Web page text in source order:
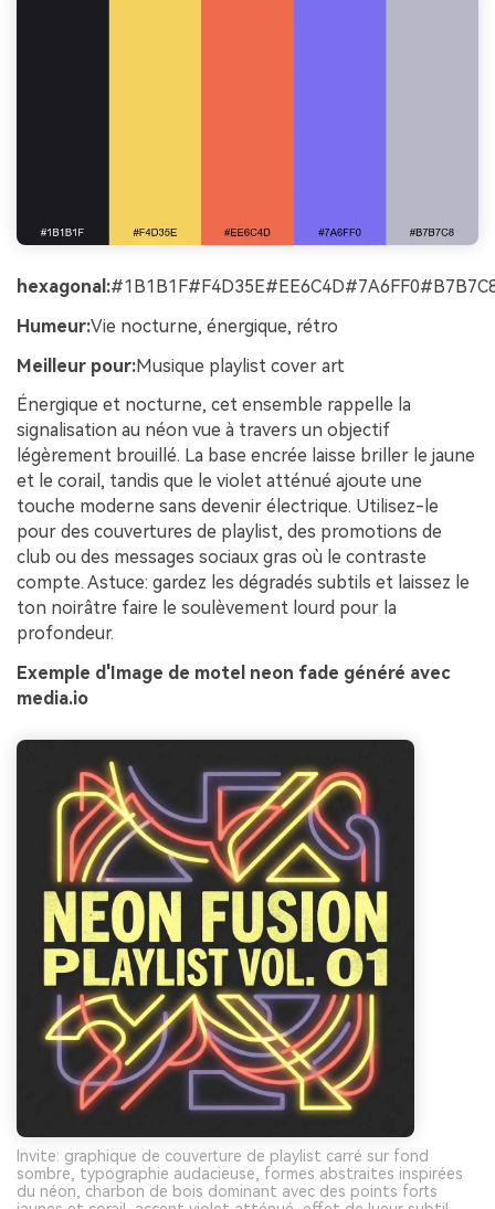
hexagonal:
Humeur:Vie nocturne, énergique, rétro
Meilleur pour:Musique playlist cover art
Énergique et nocturne, cet ensemble rappelle la
signalisation au néon vue à travers un objectif
légèrement brouillé. La base encrée laisse briller le jaune
et le corail, tandis que le violet atténué ajoute une
touche moderne sans devenir électrique. Utilisez-le
pour des couvertures de playlist, des promotions de
club ou des messages sociaux gras où le contraste
compte. Astuce: gardez les dégradés subtils et laissez le
ton noirâtre faire le soulèvement lourd pour la
profondeur.
Exemple d'Image de motel neon fade généré avec
media.io
Invite: graphique de couverture de playlist carré sur fond
sombre, typographie audacieuse, formes abstraites inspirées
du néon, charbon de bois dominant avec des points forts